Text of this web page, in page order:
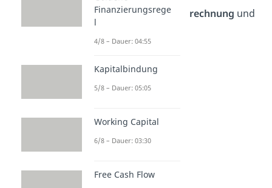
Dies erfolgt durch die
Berechnung und
Betrachtung des WACC.
Finanzierungsrege
l
4/8 – Dauer: 04:55
Kapitalbindung
5/8 – Dauer: 05:05
Working Capital
6/8 – Dauer: 03:30
Free Cash Flow